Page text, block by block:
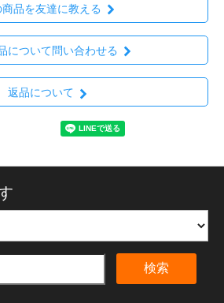
商品を友達に教える
について問い合わせる
返品について
検索